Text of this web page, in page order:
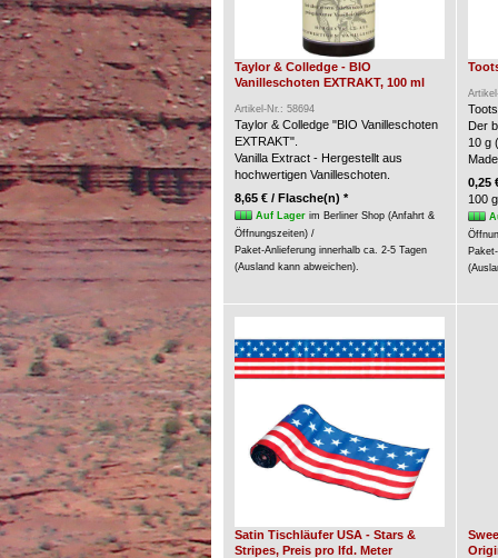
Taylor & Colledge - BIO
Vanilleschoten EXTRAKT, 100 ml
Artikel-Nr.: 58694
Taylor & Colledge "BIO Vanilleschoten
EXTRAKT".
Vanilla Extract - Hergestellt aus
hochwertigen Vanilleschoten.
8,65 € / Flasche(n) *
Auf Lagerim Berliner Shop (Anfahrt &
Öffnungszeiten) /
Paket-Anlieferung innerhalb ca. 2-5 Tagen
(Ausland kann abweichen).
Der
10 g
0,25
100
Satin Tischläufer USA - Stars &
Stripes, Preis pro lfd. Meter